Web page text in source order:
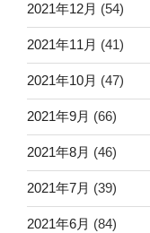
2021年12月 (54)
2021年11月 (41)
2021年10月 (47)
2021年9月 (66)
2021年8月 (46)
2021年7月 (39)
2021年6月 (84)